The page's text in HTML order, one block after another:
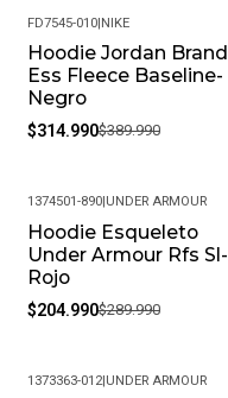
-19%
FD7545-010|NIKE
Hoodie Jordan Brand
Ess Fleece Baseline-
Negro
$314.990$389.990
-29%
1374501-890| UNDER ARMOUR
Hoodie Esqueleto
Under Armour Rfs Sl-
Rojo
$204.990$289.990
1373363-012| UNDER ARMOUR